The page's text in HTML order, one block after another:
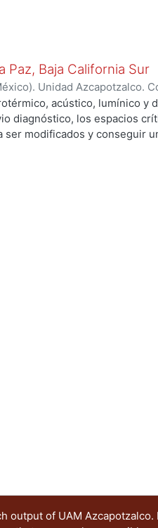
Paz, Baja California Sur
Unidad Azcapotzalco.
Arevalo, Dimpna Marbella
acústico, lumínico y
diagnóstico, los espacios
ser modificados y conseguir
of UAM Azcapotzalco.